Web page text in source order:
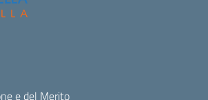
e del Merito